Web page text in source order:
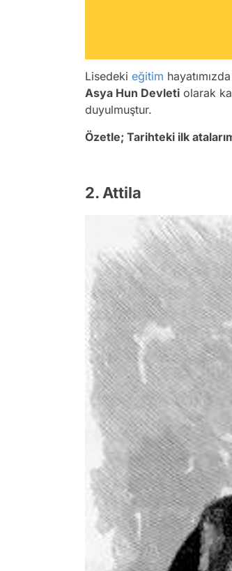
Lisedeki eğitim
Asya Hun Devleti olarak
duyulmuştur.
Özetle; Tarihteki ilk
2. Attila